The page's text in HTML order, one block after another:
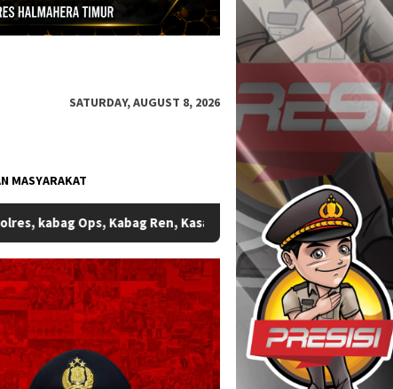
SATURDAY, AUGUST 8, 2026
MASYARAKAT
dan Kasat Resnarkoba Serta Kapolsek Wasile Polres